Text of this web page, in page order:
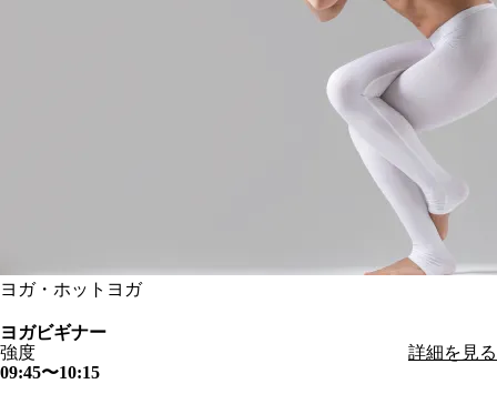
ヨガ・ホットヨガ
ヨガビギナー
強度
詳細を見る
09:45〜10:15